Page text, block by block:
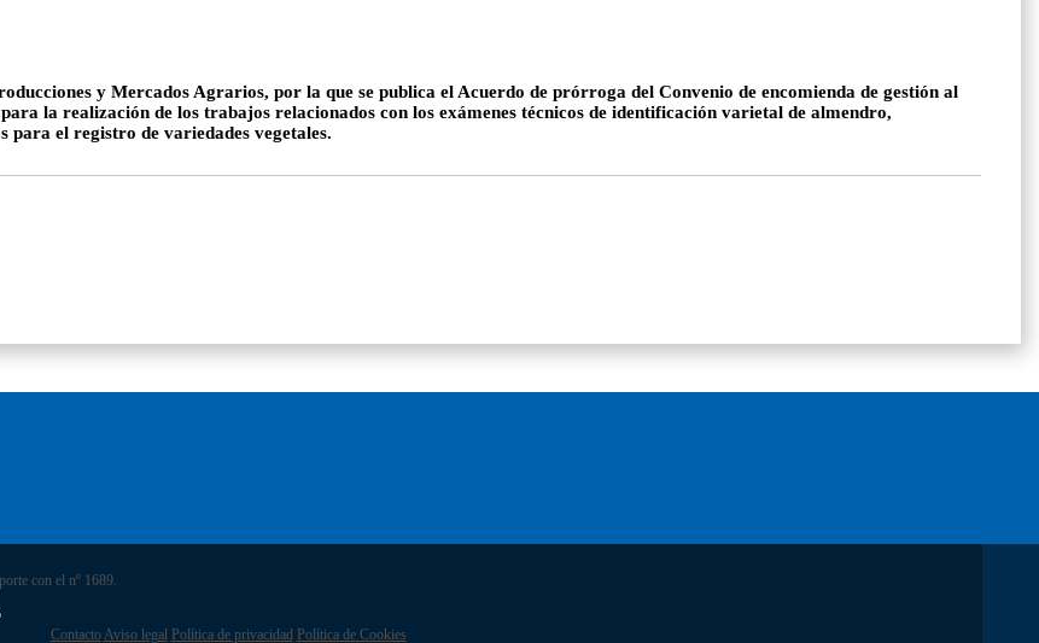
y Mercados Agrarios, por la que se publica el Acuerdo de prórroga del Convenio de encomienda de gestión al
la realización de los trabajos relacionados con los exámenes técnicos de identificación varietal de almendro,
para el registro de variedades vegetales.
con el nº 1689.
Contacto Aviso legal Política de privacidad Política de Cookies